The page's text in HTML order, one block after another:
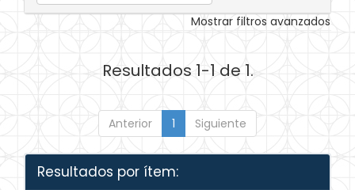
Mostrar filtros avanzados
Resultados 1-1 de 1.
Anterior 1 Siguiente
Resultados por ítem: